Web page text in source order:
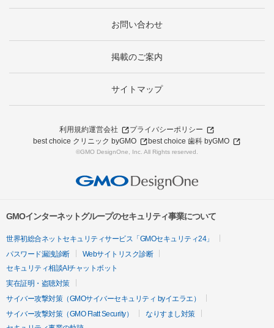
お問い合わせ
掲載のご案内
サイトマップ
利用規約運営会社
プライバシーポリシー
best choice クリニック byGMO
best choice 歯科 byGMO
©GMO DesignOne, Inc. All Rights reserved.
GMOインターネットグループのセキュリティ事業について
世界初総合ネットセキュリティサービス「GMOセキュリティ24」
パスワード漏洩診断
Webサイトリスク診断
セキュリティ相談AIチャットボット
実在証明・盗聴対策
サイバー攻撃対策（GMOサイバーセキュリティ byイエラエ）
サイバー攻撃対策（GMO Flatt Security）
なりすまし対策